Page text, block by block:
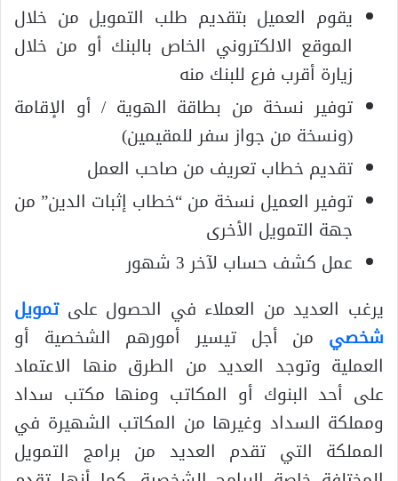
يقوم العميل بتقديم طلب التمويل من خلال
الموقع الالكتروني الخاص بالبنك أو من خلال
زيارة أقرب فرع للبنك منه
توفير نسخة من بطاقة الهوية / أو الإقامة
(ونسخة من جواز سفر للمقيمين)
تقديم خطاب تعريف من صاحب العمل
توفير العميل نسخة من “خطاب إثبات الدين” من
جهة التمويل الأخرى
عمل كشف حساب لآخر 3 شهور
يرغب العديد من العملاء في الحصول علىتمويل
شخصي من أجل تيسير أمورهم الشخصية أو
العملية وتوجد العديد من الطرق منها الاعتماد
على أحد البنوك أو المكاتب ومنها مكتب سداد
ومملكة السداد وغيرها من المكاتب الشهيرة في
المملكة التي تقدم العديد من برامج التمويل